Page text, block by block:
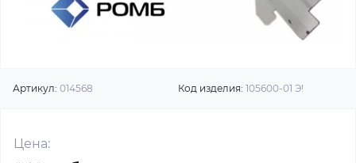
Артикул: 014568 Код изделия: 105600-01 Э!
Цена: